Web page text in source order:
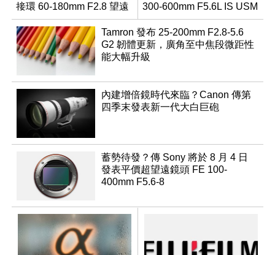
接環 60-180mm F2.8 望遠
變焦鏡
300-600mm F5.6L IS USM
Tamron 發布 25-200mm F2.8-5.6
G2 韌體更新，廣角至中焦段微距性
能大幅升級
內建增倍鏡時代來臨？Canon 傳第
四季末發表新一代大白巨砲
蓄勢待發？傳 Sony 將於 8 月 4 日
發表平價超望遠鏡頭 FE 100-
400mm F5.6-8